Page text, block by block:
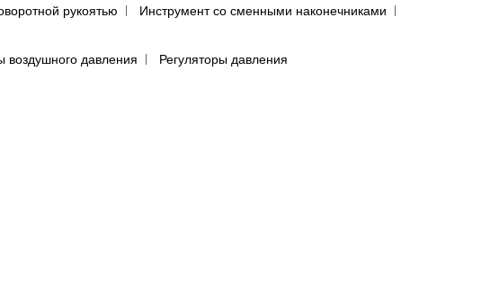
рукоятью
Инструмент со сменными наконечниками
воздушного давления
Регуляторы давления